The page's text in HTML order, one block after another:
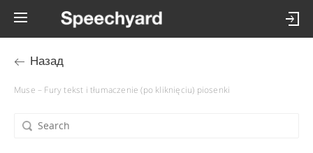
Назад
Muse – Fury tekst i tłumaczenie (po kliknięciu) piosenki